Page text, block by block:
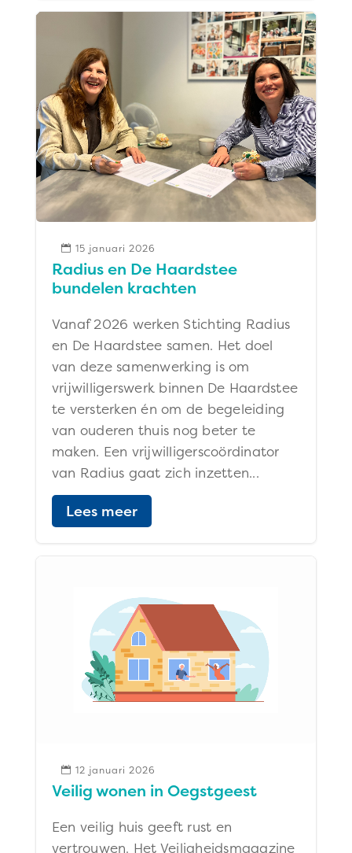
Radius en De Haardstee
bundelen krachten
Vanaf 2026 werken Stichting Radius
en De Haardstee samen. Het doel
van deze samenwerking is om
vrijwilligerswerk binnen De Haardstee
te versterken én om de begeleiding
van ouderen thuis nog beter te
maken. Een vrijwilligerscoördinator
van Radius gaat zich inzetten...
Lees meer
 15 januari 2026
Veilig wonen in Oegstgeest
Een veilig huis geeft rust en
vertrouwen. Het Veiligheidsmagazine
 12 januari 2026